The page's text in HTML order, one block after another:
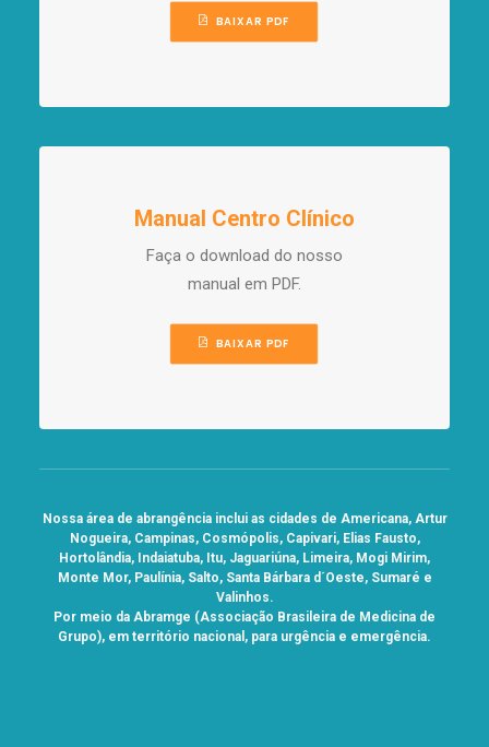
BAIXAR PDF
Manual Centro Clínico
Faça o download do nosso
manual em PDF.
BAIXAR PDF
Nossa área de abrangência inclui as cidades de Americana, Artur
Nogueira, Campinas, Cosmópolis, Capivari, Elias Fausto,
Hortolândia, Indaiatuba, Itu, Jaguariúna, Limeira, Mogi Mirim,
Monte Mor, Paulínia, Salto, Santa Bárbara d´Oeste, Sumaré e
Valinhos.
Por meio da Abramge (Associação Brasileira de Medicina de
Grupo), em território nacional, para urgência e emergência.